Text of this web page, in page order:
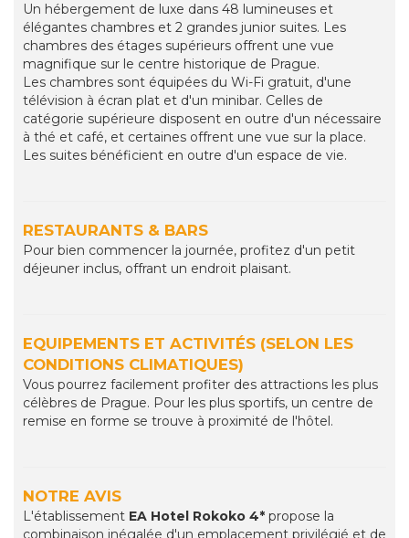
Un hébergement de luxe dans 48 lumineuses et
élégantes chambres et 2 grandes junior suites. Les
chambres des étages supérieurs offrent une vue
magnifique sur le centre historique de Prague.
Les chambres sont équipées du Wi-Fi gratuit, d'une
télévision à écran plat et d'un minibar. Celles de
catégorie supérieure disposent en outre d'un nécessaire
à thé et café, et certaines offrent une vue sur la place.
Les suites bénéficient en outre d'un espace de vie.
RESTAURANTS & BARS
Pour bien commencer la journée, profitez d'un petit
déjeuner inclus, offrant un endroit plaisant.
EQUIPEMENTS ET ACTIVITÉS (SELON LES
CONDITIONS CLIMATIQUES)
Vous pourrez facilement profiter des attractions les plus
célèbres de Prague. Pour les plus sportifs, un centre de
remise en forme se trouve à proximité de l'hôtel.
NOTRE AVIS
L'établissement EA Hotel Rokoko 4* propose la
combinaison inégalée d'un emplacement privilégié et de